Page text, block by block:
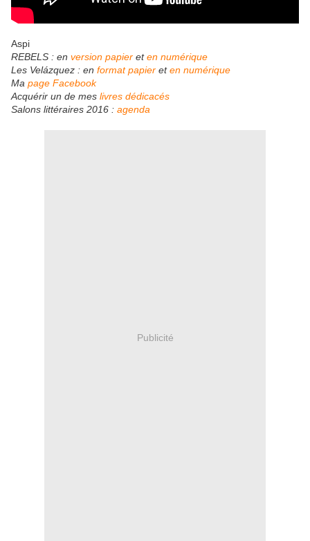
Aspi
REBELS : en version papier eten numérique
Les Velázquez : en format papier eten numérique
Ma page Facebook
Acquérir un de mes livres dédicacés
Salons littéraires 2016 : agenda
Publicité